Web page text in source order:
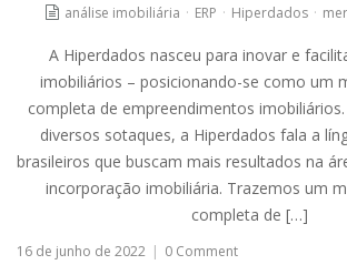
análise imobiliária · ERP · Hiperdados ·
A Hiperdados nasceu para inovar e
imobiliários – posicionando-se como um
completa de empreendimentos
diversos sotaques, a Hiperdados fala a
brasileiros que buscam mais resultados na
incorporação imobiliária. Trazemos um
completa de […]
16 de junho de 2022 | 0 Comment